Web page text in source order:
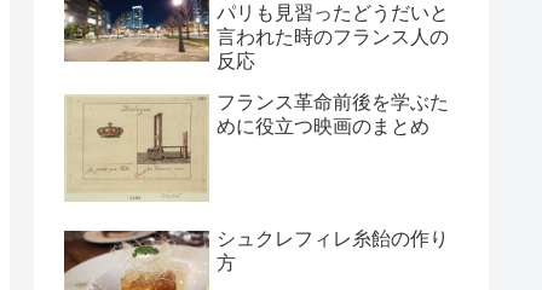
パリも見習ったどうだいと
言われた時のフランス人の
反応
フランス革命前後を学ぶた
めに役立つ映画のまとめ
シュクレフィレ糸飴の作り
方